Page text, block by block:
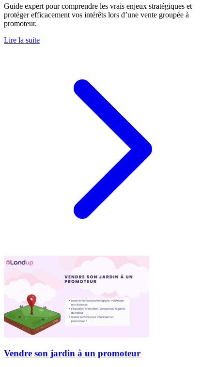
Guide expert pour comprendre les vrais enjeux stratégiques et
protéger efficacement vos intérêts lors d’une vente groupée à
promoteur.
Lire la suite
Vendre son jardin à un promoteur